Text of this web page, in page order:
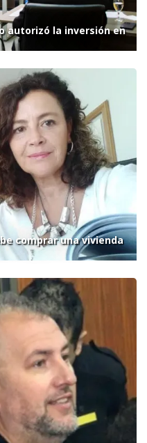
autorizó la inversión en
comprar una vivienda